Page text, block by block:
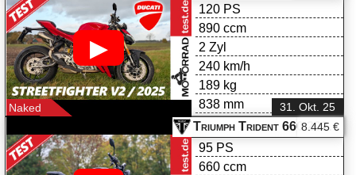
▶
31. Okt. 25
Naked
120 PS
890 ccm
2 Zyl
240 km/h
189 kg
838 mm
Triumph Trident 660 2025 im Test
8.445 €
95 PS
660 ccm